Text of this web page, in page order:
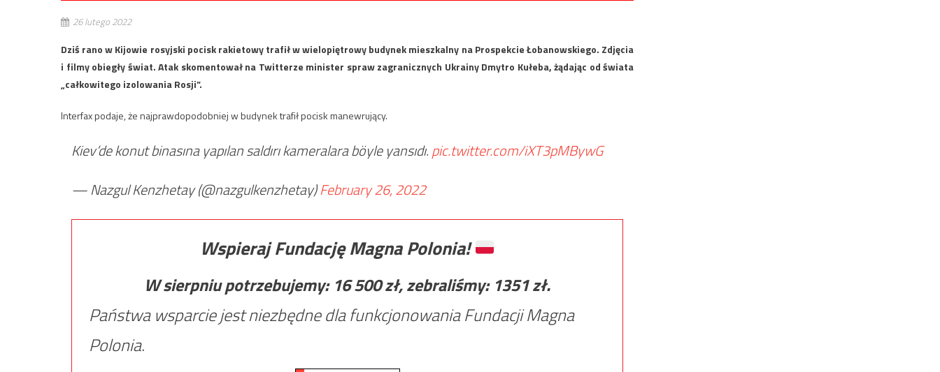
26 lutego 2022
Dziś rano w Kijowie rosyjski pocisk rakietowy trafił w wielopiętrowy budynek mieszkalny na Prospekcie Łobanowskiego. Zdjęcia
i filmy obiegły świat. Atak skomentował na Twitterze minister spraw zagranicznych Ukrainy Dmytro Kułeba, żądając od świata
„całkowitego izolowania Rosji”.
Interfax podaje, że najprawdopodobniej w budynek trafił pocisk manewrujący.
Kiev’de konut binasına yapılan saldırı kameralara böyle yansıdı.pic.twitter.com/iXT3pMBywG
— Nazgul Kenzhetay (@nazgulkenzhetay)February 26, 2022
Wspieraj Fundację Magna Polonia!
W sierpniu potrzebujemy: 16 500zł, zebraliśmy: 1351zł.
Państwa wsparcie jest niezbędne dla funkcjonowania Fundacji Magna
Polonia.